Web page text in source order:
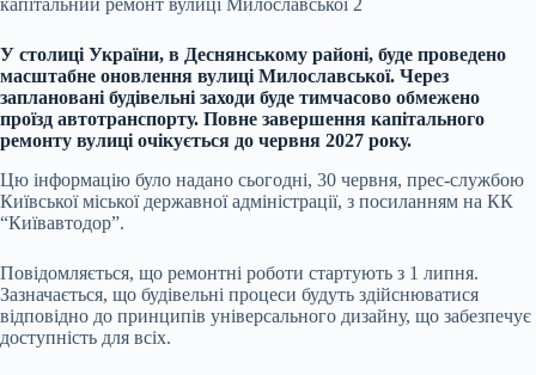
У столиці України, в Деснянському районі, буде проведено
масштабне оновлення вулиці Милославської. Через
заплановані будівельні заходи буде тимчасово обмежено
проїзд автотранспорту. Повне завершення капітального
ремонту вулиці очікується до червня 2027 року.
Цю інформацію було надано сьогодні, 30 червня, прес-службою
Київської міської державної адміністрації, з посиланням на КК
“Київавтодор”.
Повідомляється, що ремонтні роботи стартують з 1 липня.
Зазначається, що будівельні процеси будуть здійснюватися
відповідно до принципів універсального дизайну, що забезпечує
доступність для всіх.